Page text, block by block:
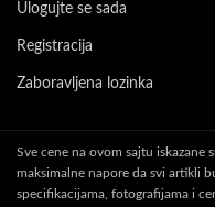
Ulogujte se sada
Registracija
Zaboravljena lozinka
Sve cene na ovom sajtu iskazane
maksimalne napore da svi artikli
specifikacijama, fotografijama i